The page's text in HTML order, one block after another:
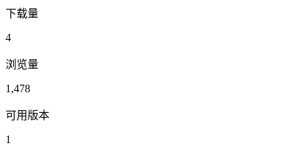
下载量
4
浏览量
1,478
可用版本
1